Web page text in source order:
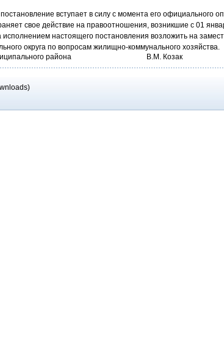
вступает в силу с момента его официального
свое действие на правоотношения, возникшие с 01
исполнением настоящего постановления возложить на
округа по вопросам жилищно-коммунального хозяйства.
муниципального района В.М. Козак